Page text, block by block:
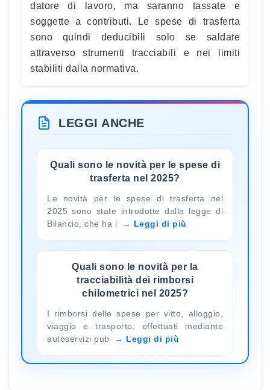
datore di lavoro, ma saranno tassate e
soggette a contributi. Le spese di trasferta
sono quindi deducibili solo se saldate
attraverso strumenti tracciabili e nei limiti
stabiliti dalla normativa.
LEGGI ANCHE
Quali sono le novità per le spese di
trasferta nel 2025?
Le novità per le spese di trasferta nel
2025 sono state introdotte dalla legge di
Bilancio, che ha i
Leggi di più
Quali sono le novità per la
tracciabilità dei rimborsi
chilometrici nel 2025?
I rimborsi delle spese per vitto, alloggio,
viaggio e trasporto, effettuati mediante
autoservizi pub
Leggi di più